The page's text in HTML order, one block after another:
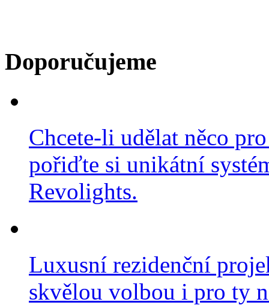
Doporučujeme
Chcete-li udělat něco
pořiďte si unikátní
Revolights.
Luxusní rezidenční
skvělou volbou i pro ty